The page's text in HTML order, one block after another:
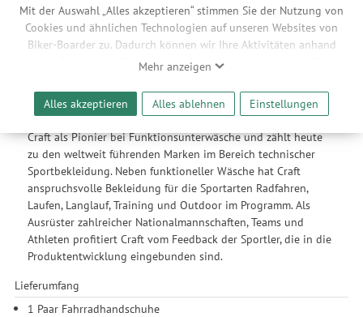
Mit der Auswahl „Alles akzeptieren“ stimmen Sie der Nutzung von
Cookies und ähnlichen Technologien auf unseren Websites von
Biker-Boarder zu. Dadurch können wir Ihre Aktivitäten anhand
Ihrer Geräte- und Browsereinstellungen nachvollziehen. Dies
ermöglicht es uns, anhand ihrer Interessen nutzungsbasierte
Werbeanzeigen für Sie bereitzustellen sowie Funktionalitäten
unserer Website sicherzustellen und stetig zu verbessern. Dabei
werden Ihre Daten auch an Drittanbieter und Werbepartner
weitergegeben. Die Verarbeitung erfolgt ausschließlich zum
Zwecke der Einbindung von Streaming-Inhalten und der
Durchführung von statistischer Analyse, Reichweitenmessungen,
Produktempfehlungen und nutzungsbasierter Werbung.
Informationen zu den einzelnen Funktionen, den Drittanbietern
und der Speicherdauer finden Sie unter Einstellungen. Diese
Einwilligung ist freiwillig, für die Nutzung unserer Website nicht
erforderlich und gilt, bis sie widerrufen wird. Sie können Ihre
Einwilligung unter Einstellungen lediglich für bestimmte
Drittanbieter erteilen und jederzeit für die Zukunft widerrufen.
Mehr anzeigen
Alles akzeptieren Alles ablehnen Einstellungen
Herstellerinfo Craft
Craft entwickelt und produziert seit 1977 funktionelle
Bekleidung für schweißtreibende Ausdauersportarten und
Sportbekleidung wurde im schwedischen Borås gegründet -
dort ist auch heute noch der Sitz der Marke. Bekannt wurde
Craft als Pionier bei Funktionsunterwäsche und zählt heute
zu den weltweit führenden Marken im Bereich technischer
Sportbekleidung. Neben funktioneller Wäsche hat Craft
anspruchsvolle Bekleidung für die Sportarten Radfahren,
Laufen, Langlauf, Training und Outdoor im Programm. Als
Ausrüster zahlreicher Nationalmannschaften, Teams und
Athleten profitiert Craft vom Feedback der Sportler, die in die
Produktentwicklung eingebunden sind.
Lieferumfang
1 Paar Fahrradhandschuhe